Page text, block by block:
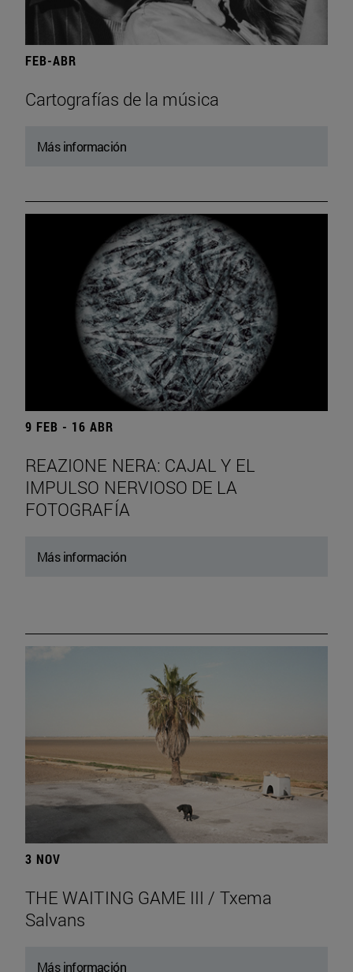
FEB-ABR
Cartografías de la música
Más información
9 FEB - 16 ABR
REAZIONE NERA: CAJAL Y EL
IMPULSO NERVIOSO DE LA
FOTOGRAFÍA
Más información
3 NOV
THE WAITING GAME III / Txema
Salvans
Más información